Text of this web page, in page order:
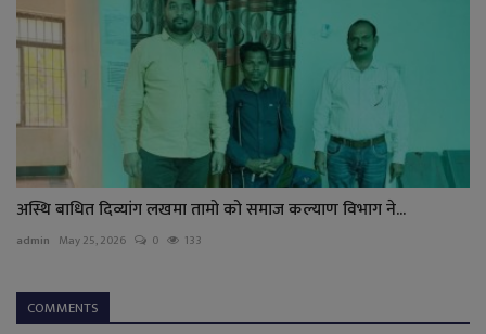
अस्थि बाधित दिव्यांग लखमा तामो को समाज कल्याण विभाग ने...
admin May 25, 2026 0 133
COMMENTS